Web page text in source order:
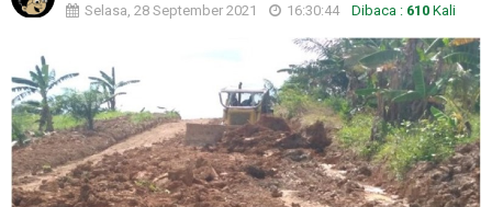
Selasa, 28 September 2021 16:30:44 Dibaca : 610 Kali